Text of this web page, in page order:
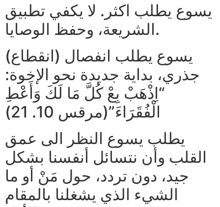
يسوع يطلب اكثر. لا يكفي تطبيق
الشريعة، وحفظ الوصايا.
يسوع يطلب انفصال (انقطاع)
جذري، بداية جديدة نحو الإخوة:
“اِذْهَبْ بِعْ كُلَّ مَا لَكَ وَأَعْطِ
الْفُقَرَاءَ”(مرقس 10. 21)
يطلب يسوع النظر الى عمق
القلب وأن نتسائل أنفسنا بشكل
جيد، دون تردد، حول مَنْ أو ما
الشيء الذي يشغلنا بالمقام